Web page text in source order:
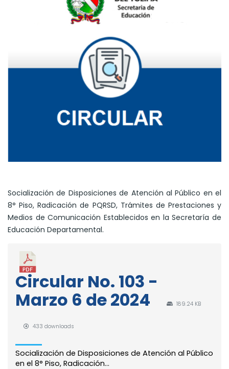
Socialización de Disposiciones de Atención al Público en el
8° Piso, Radicación de PQRSD, Trámites de Prestaciones y
Medios de Comunicación Establecidos en la Secretaría de
Educación Departamental.
Circular No. 103 -
Marzo 6 de 2024
189.24 KB
433 downloads
Socialización de Disposiciones de Atención al Público
en el 8° Piso, Radicación...